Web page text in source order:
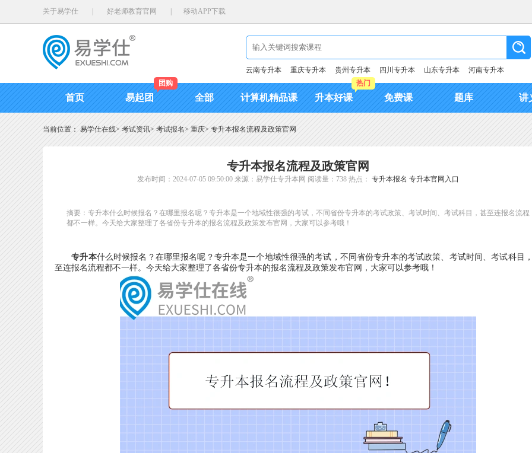
关于易学仕 好老师教育官网 移动APP下载
云南专升本 重庆专升本 贵州专升本 四川专升本 山东专升本 河南专升本
首页 易起团
团购
全部 计算机精品课 升本好课
热门
免费课 题库 讲
当前位置： 易学仕在线> 考试资讯> 考试报名> 重庆> 专升本报名流程及政策官网
专升本报名流程及政策官网
发布时间：2024-07-05 09:50:00 来源：易学仕专升本网 阅读量：738 热点： 专升本报名 专升本官网入口
摘要：专升本什么时候报名？在哪里报名呢？专升本是一个地域性很强的考试，不同省份专升本的考试政策、考试时间、考试科目，甚至连报名流程
都不一样。今天给大家整理了各省份专升本的报名流程及政策发布官网，大家可以参考哦！
专升本什么时候报名？在哪里报名呢？专升本是一个地域性很强的考试，不同省份专升本的考试政策、考试时间、考试科目
至连报名流程都不一样。今天给大家整理了各省份专升本的报名流程及政策发布官网，大家可以参考哦！